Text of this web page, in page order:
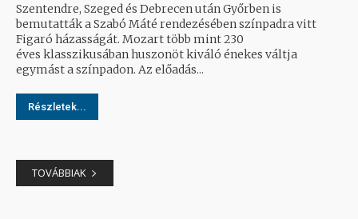
Szentendre, Szeged és Debrecen után Győrben is
bemutatták a Szabó Máté rendezésében színpadra vitt
Figaró házasságát. Mozart több mint 230
éves klasszikusában huszonöt kiváló énekes váltja
egymást a színpadon. Az előadás...
Részletek...
TOVÁBBIAK